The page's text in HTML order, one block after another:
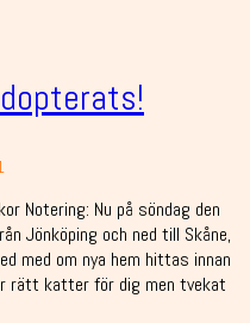
Notering: Nu på söndag den
Jönköping och ned till Skåne,
med om nya hem hittas innan
rätt katter för dig men tvekat